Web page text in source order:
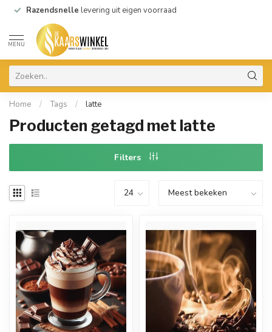
Razendsnelle levering uit eigen voorraad
MENU
Home / Tags / latte
Producten getagd met latte
Filters